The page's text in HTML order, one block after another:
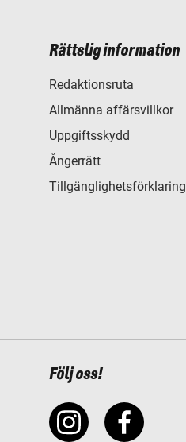
Rättslig information
Redaktionsruta
Allmänna affärsvillkor
Uppgiftsskydd
Ångerrätt
Tillgänglighetsförklaring
Följ oss!